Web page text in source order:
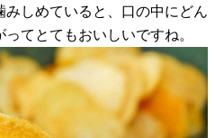
しめていると、口の中にどん
てとてもおいしいですね。